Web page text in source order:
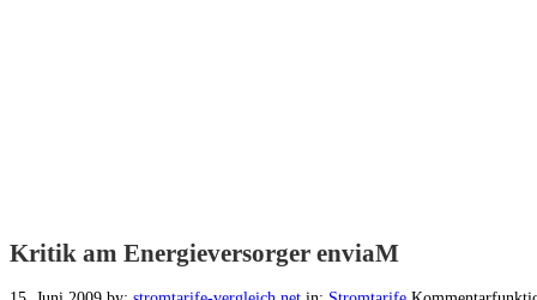
Kritik am Energieversorger enviaM